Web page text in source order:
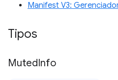
Manifest V3:
Tipos
MutedInfo